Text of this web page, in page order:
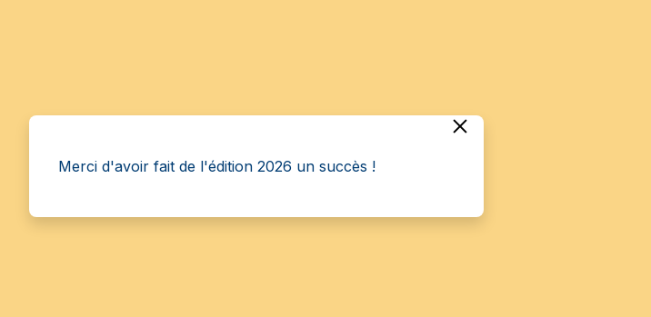
Merci d'avoir fait de l'édition 2026 un succès !